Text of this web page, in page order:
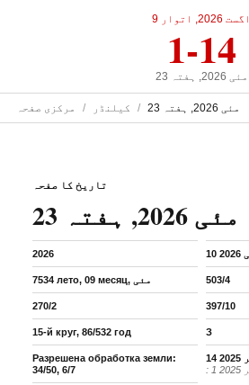
9 اگست 2026, اتوار
1-14
23 مئی 2026, ہفتہ
مرکزی صفحہ کیلنڈر 23 مئی 2026, ہفتہ
تاریخ کا صفحہ
23 مئی 2026, ہفتہ
2026
7534 лето, 09 месяц, مئی 503/4
270/2 397/10
15-й круг, 86/532 год З
Разрешена обработка земли:
34/50, 6/7